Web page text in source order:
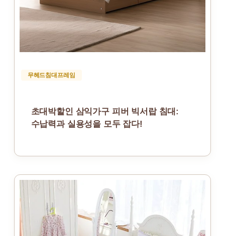
무헤드침대프레임
초대박할인 삼익가구 피버 빅서랍 침대:
수납력과 실용성을 모두 잡다!